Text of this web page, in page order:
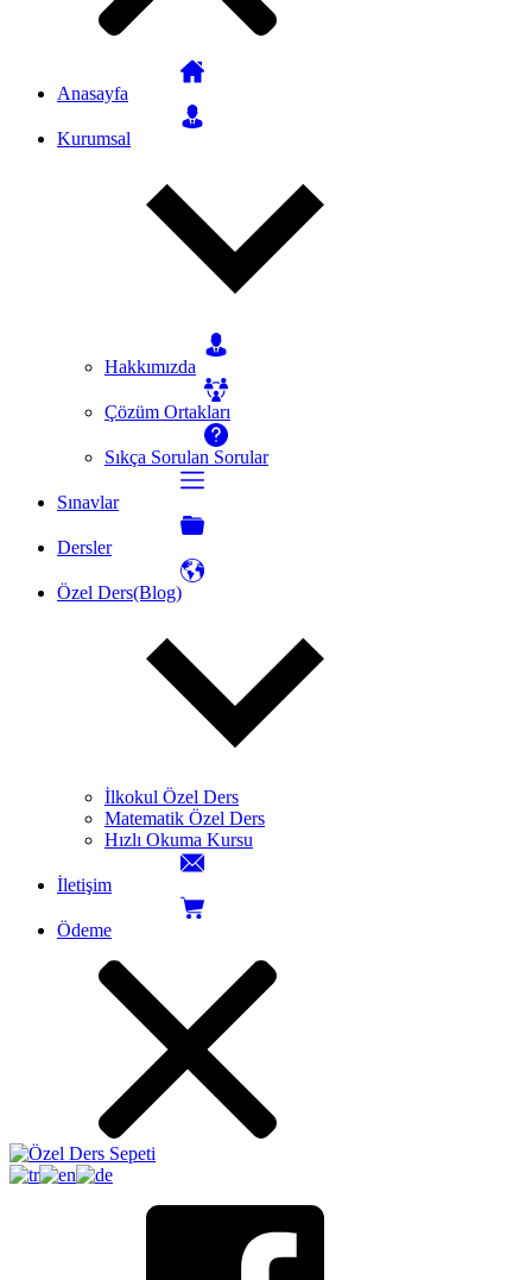
Anasayfa
Kurumsal
Hakkımızda
Çözüm Ortakları
Sıkça Sorulan Sorular
Sınavlar
Dersler
Özel Ders(Blog)
İlkokul Özel Ders
Matematik Özel Ders
Hızlı Okuma Kursu
İletişim
Ödeme